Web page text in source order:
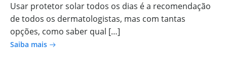
Usar protetor solar todos os dias é a recomendação
de todos os dermatologistas, mas com tantas
opções, como saber qual […]
Saiba mais